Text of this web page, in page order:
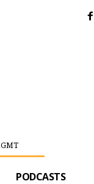
GMT
PODCASTS